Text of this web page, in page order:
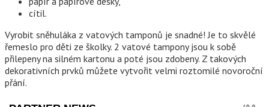
cítil.
Vyrobit sněhuláka z vatových tamponů je snadné! Je to skvělé
řemeslo pro děti ze školky. 2 vatové tampony jsou k sobě
přilepeny na silném kartonu a poté jsou zdobeny. Z takových
dekorativních prvků můžete vytvořit velmi roztomilé novoroční
přání.